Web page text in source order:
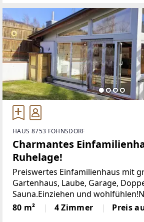
HAUS 8753 FOHNSDORF
Charmantes
Ruhelage!
Preiswertes Einfamilienhaus mit
Gartenhaus, Laube, Garage,
Sauna.Einziehen und
Informationen und eine
gerne bei Herrn Meinrad König
80 m² 4 Zimmer Preis